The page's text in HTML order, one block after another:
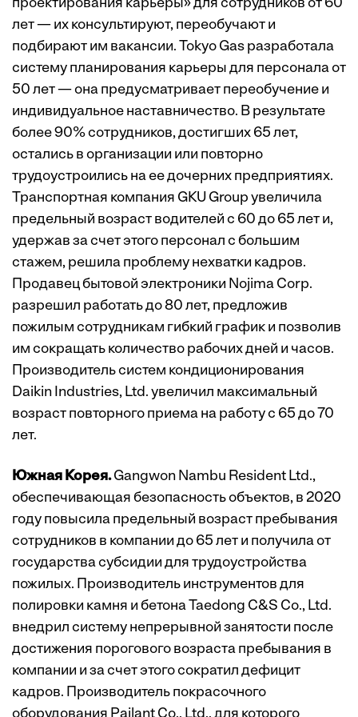
проектирования карьеры» для сотрудников от 60
лет — их консультируют, переобучают и
подбирают им вакансии. Tokyo Gas разработала
систему планирования карьеры для персонала от
50 лет — она предусматривает переобучение и
индивидуальное наставничество. В результате
более 90% сотрудников, достигших 65 лет,
остались в организации или повторно
трудоустроились на ее дочерних предприятиях.
Транспортная компания GKU Group увеличила
предельный возраст водителей с 60 до 65 лет и,
удержав за счет этого персонал с большим
стажем, решила проблему нехватки кадров.
Продавец бытовой электроники Nojima Corp.
разрешил работать до 80 лет, предложив
пожилым сотрудникам гибкий график и позволив
им сокращать количество рабочих дней и часов.
Производитель систем кондиционирования
Daikin Industries, Ltd. увеличил максимальный
возраст повторного приема на работу с 65 до 70
лет.
Южная Корея.Gangwon Nambu Resident Ltd.,
обеспечивающая безопасность объектов, в 2020
году повысила предельный возраст пребывания
сотрудников в компании до 65 лет и получила от
государства субсидии для трудоустройства
пожилых. Производитель инструментов для
полировки камня и бетона Taedong C&S Co., Ltd.
внедрил систему непрерывной занятости после
достижения порогового возраста пребывания в
компании и за счет этого сократил дефицит
кадров. Производитель покрасочного